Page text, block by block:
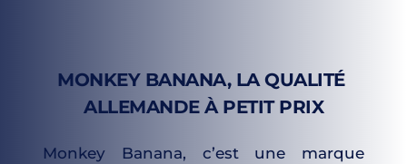
MONKEY BANANA, LA QUALITÉ
ALLEMANDE À PETIT PRIX
Monkey Banana, c’est une marque